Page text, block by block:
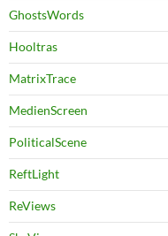
GhostsWords
Hooltras
MatrixTrace
MedienScreen
PoliticalScene
ReftLight
ReViews